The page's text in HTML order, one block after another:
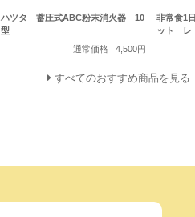
ハツタ 蓄圧式ABC粉末消火器 10
型
通常価格
4,500円
非常食1
ット レ
すべてのおすすめ商品を見る